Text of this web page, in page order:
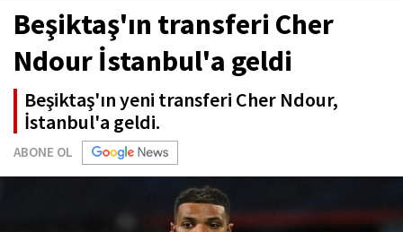
Beşiktaş'ın transferi Cher
Ndour İstanbul'a geldi
Beşiktaş'ın yeni transferi Cher Ndour,
İstanbul'a geldi.
ABONE OL